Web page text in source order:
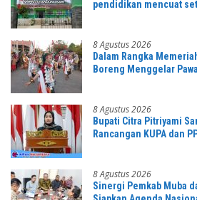
pendidikan mencuat
8 Agustus 2026
Dalam Rangka
Boreng Menggelar
8 Agustus 2026
Bupati Citra Pitriyami
Rancangan KUPA dan
8 Agustus 2026
Sinergi Pemkab Muba